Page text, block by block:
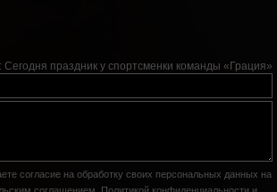
Сегодня праздник у спортсменки команды «Грация»
согласие на обработку своих персональных данных на